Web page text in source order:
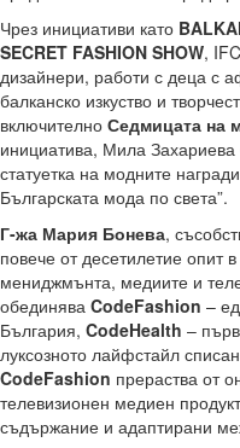
Чрез инициативи като
SECRET FASHION SHOW,
дизайнери, работи с деца с
балканско изкуство и
включително Седмицата на
инициатива, Мила
статуетка на модните
Българската мода по света”.
Г-жа Мария Бонева,
повече от десетилетие опит
мениджмънта, медиите и
обединява CodeFashion –
България, CodeHealth –
луксозното лайфстайл
CodeFashion прераства от
телевизионен медиен
съдържание и адаптирани